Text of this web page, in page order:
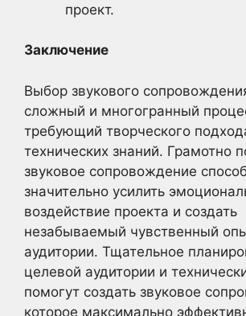
проект.
Заключение
Выбор звукового
сложный и многогранный
требующий творческого
технических знаний. Грамотно
звуковое сопровождение
значительно усилить
воздействие проекта и создать
незабываемый чувственный
аудитории. Тщательное
целевой аудитории и
помогут создать звуковое
которое максимально